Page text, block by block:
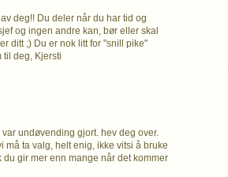
deg!! Du deler når du har tid og
og ingen andre kan, bør eller skal
ditt ;) Du er nok litt for "snill pike"
til deg, Kjersti
undøvending gjort. hev deg over.
må ta valg, helt enig, ikke vitsi å bruke
gir mer enn mange når det kommer